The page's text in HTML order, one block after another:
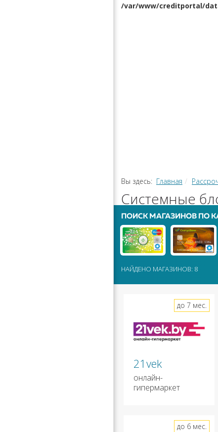
/var/www/creditportal/
Вы здесь: Главная
Системные
ПОИСК МАГАЗИНОВ ПО
НАЙДЕНО МАГАЗИНОВ: 8
21vek
онлайн-
гипермаркет
до 7 мес.
до 6 мес.